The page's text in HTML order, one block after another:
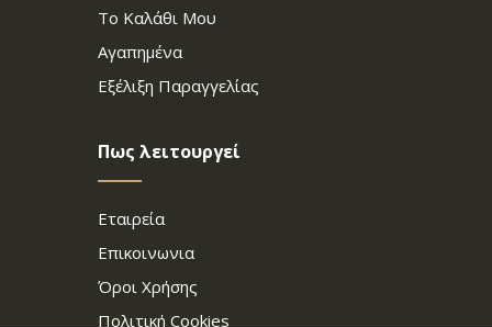
Το Καλάθι Μου
Αγαπημένα
Εξέλιξη Παραγγελίας
Πως λειτουργεί
Εταιρεία
Επικοινωνια
Όροι Χρήσης
Πολιτική Cookies